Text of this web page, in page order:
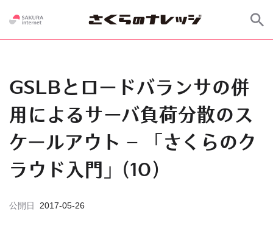
GSLBとロードバランサの併
用によるサーバ負荷分散のス
ケールアウト – 「さくらのク
ラウド入門」(10)
公開日 2017-05-26